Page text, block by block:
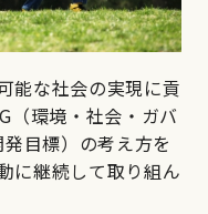
能な社会の実現に貢
（環境・社会・ガバ
目標）の考え方を
に継続して取り組ん